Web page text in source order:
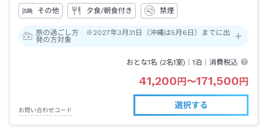
その他 夕食/朝食付き 禁煙
旅の過ごし方 ※2027年3月31日（沖縄は5月6日）までに出
発の方対象
おとな1名 (2名1室)｜1泊 ｜消費税込
41,200円〜171,500円
お問い合わせコード
選択する